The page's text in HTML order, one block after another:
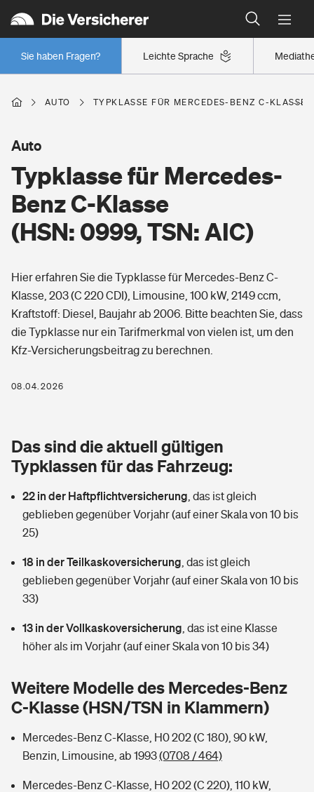
Leichte Sprache
Sie haben Fragen?
Wer versichert was: Jetzt Versicherer finden
Regionalklassen: So ist Ihre Region eingestuft
Wer versichert was: Jetzt Versicherer finden
Berufsunfähigkeitsversicherung
Arbeitsrechtsschutz
Berufshaftpflichtversicherung
Rentenrechner: Wie viel Geld bekomme ich im Alter?
Wer versichert was: Jetzt Versicherer finden
Sie haben Fragen?
Wohnen
Wohngebäudeversicherung
Hausratversicherung
Elementarversicherung
Photovoltaik
Wärmepumpen versichern
Vermieterrrechtsschutz
Mietkautionsversicherung
Restkreditversicherung
Zur Übersicht
Wer versichert was: Jetzt Versicherer finden
Sie haben Fragen?
Pri­vate Haft­pflicht­
Rechts­schutz­ver­si­che­rung
Kinderunfall­ver­si­che­rung
Reiseversicherung
Handyversicherung
Musikinstrumentenversicherung
Zur Übersicht
Tools
Gesundheit
Private Krankenversicherung
Tierkrankenversicherung
Zur Übersicht
Wer versichert was: Jetzt Versicherer finden
Sie haben Fragen?
AUTO TYPKLASSE FÜR MERCEDES-BENZ C-
Typklasse für Mercedes-
Benz C-Klasse
(HSN: 0999, TSN: AIC)
Auto
Hier erfahren Sie die Typklasse für Mercedes-Benz C-
Klasse, 203 (C 220 CDI), Limousine, 100 kW, 2149 ccm,
Kraftstoff: Diesel, Baujahr ab 2006. Bitte beachten Sie, dass
die Typklasse nur ein Tarifmerkmal von vielen ist, um den
Kfz-Versicherungsbeitrag zu berechnen.
08.04.2026
Das sind die aktuell gültigen
Typklassen für das Fahrzeug:
22 in der Haftpflichtversicherung das ist gleich
geblieben gegenüber Vorjahr (auf einer Skala von 10 bis
25)
18 in der Teilkaskoversicherung das ist gleich
geblieben gegenüber Vorjahr (auf einer Skala von 10 bis
33)
13 in der Vollkaskoversicherung das ist eine Klasse
höher als im Vorjahr (auf einer Skala von 10 bis 34)
Weitere Modelle des Mercedes-Benz
C-Klasse (HSN/TSN in Klammern)
Mercedes-Benz C-Klasse, H0 202 (C 180), 90 kW,
Benzin, Limousine, ab 1993(0708 / 464)
Mercedes-Benz C-Klasse, H0 202 (C 220), 110 kW,